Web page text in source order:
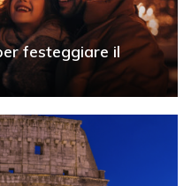
festeggiare il